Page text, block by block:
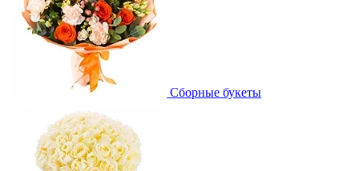
Сборные букеты